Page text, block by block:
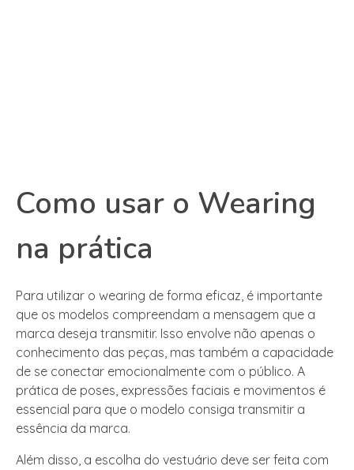
Como usar o Wearing
na prática
Para utilizar o wearing de forma eficaz, é importante
que os modelos compreendam a mensagem que a
marca deseja transmitir. Isso envolve não apenas o
conhecimento das peças, mas também a capacidade
de se conectar emocionalmente com o público. A
prática de poses, expressões faciais e movimentos é
essencial para que o modelo consiga transmitir a
essência da marca.
Além disso, a escolha do vestuário deve ser feita com